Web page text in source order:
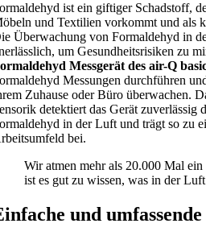
ist ein giftiger Schadstoff,
und Textilien vorkommt und als
Überwachung von Formaldehyd in
um Gesundheitsrisiken zu
Messgerät des air-Q
Messungen durchführen
Zuhause oder Büro überwachen.
detektiert das Gerät zuverlässig
in der Luft und trägt so zu
bei.
Wir atmen mehr als 20.000 Mal
ist es gut zu wissen, was in der
und